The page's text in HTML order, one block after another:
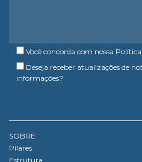
Você concorda com nossa
Deseja receber atualizações de
informações?
SOBRE
Pilares
Estrutura